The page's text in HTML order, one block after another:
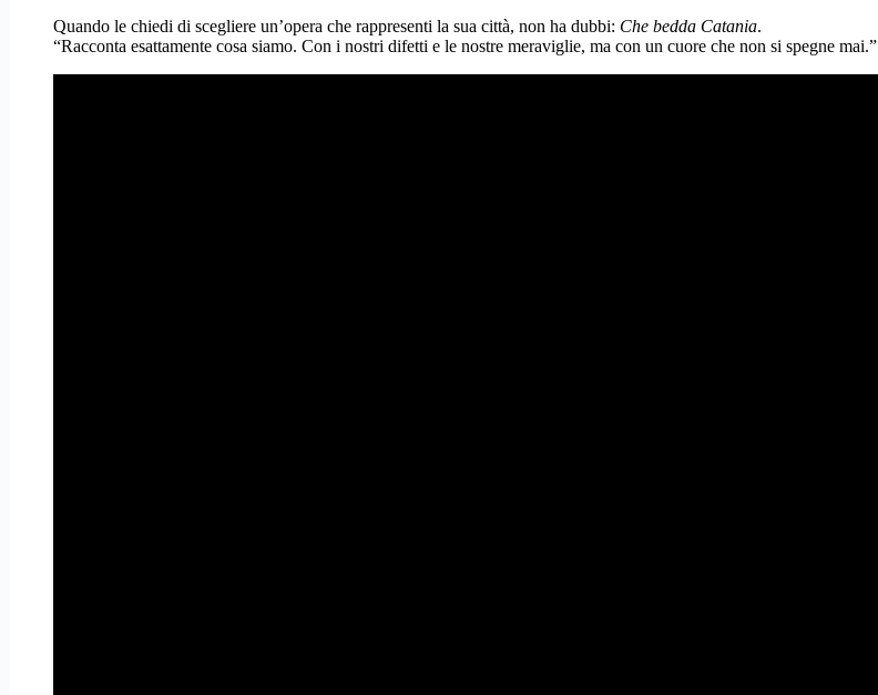
Quando le chiedi di scegliere un’opera che rappresenti la sua città, non ha dubbi: Che bedda Catania.
“Racconta esattamente cosa siamo. Con i nostri difetti e le nostre meraviglie, ma con un cuore che non si spegne mai.”